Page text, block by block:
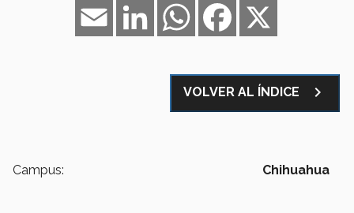
Facebook
WhatsApp
LinkedIn
Email
VOLVER AL ÍNDICE navigate_next
Campus: Chihuahua